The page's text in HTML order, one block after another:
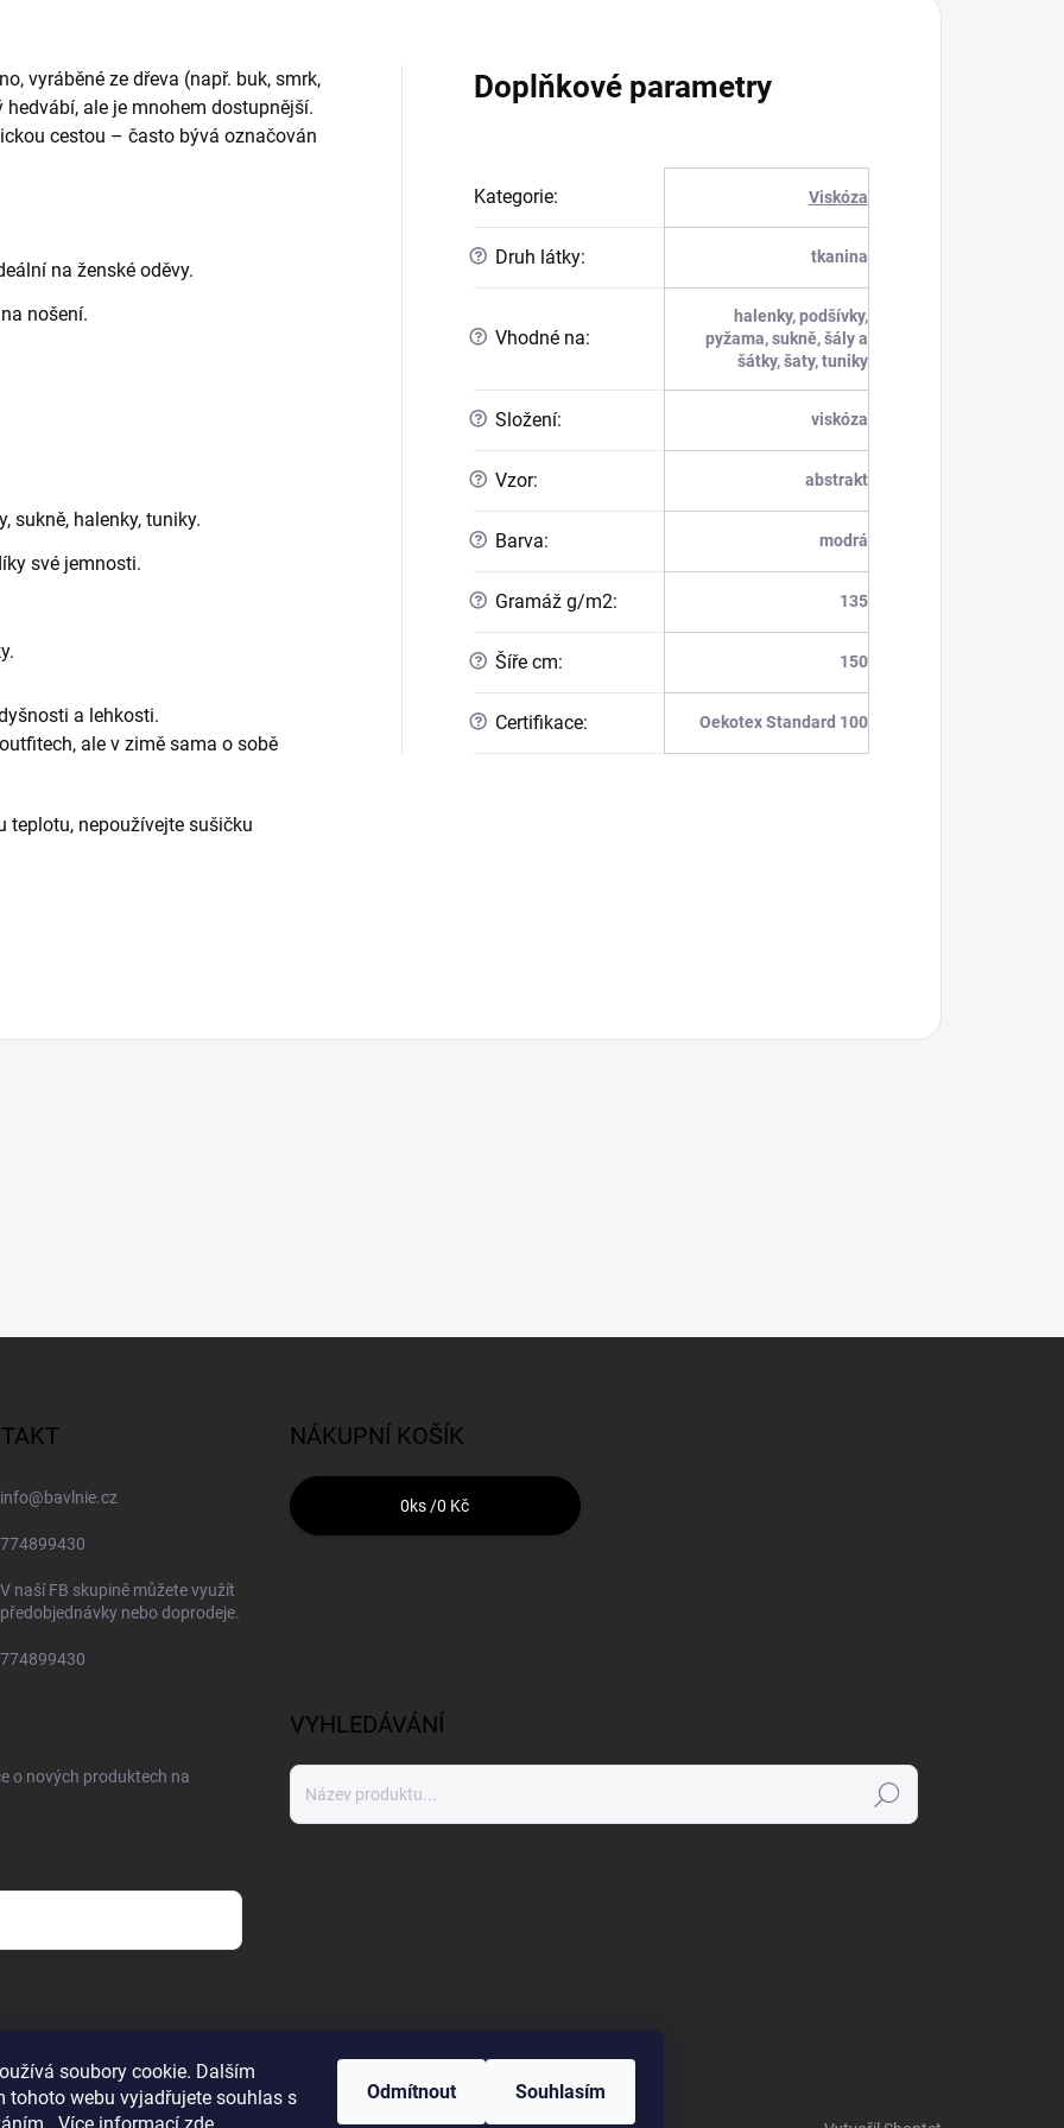
soubory cookie. Dalším
tohoto webu vyjadřujete souhlas s
Odmítnout Souhlasím
vyráběné ze dřeva (např. buk, smrk,
ale je mnohem dostupnější.
cestou – často bývá označován
na ženské oděvy.
nošení.
sukně, halenky, tuniky.
své jemnosti.
a lehkosti.
ale v zimě sama o sobě
teplotu, nepoužívejte sušičku
Doplňkové parametry
Kategorie: Viskóza
? Druh látky: tkanina
? Vhodné na:
halenky, podšívky,
pyžama, sukně, šály a
šátky, šaty, tuniky
? Složení: viskóza
? Vzor: abstrakt
? Barva: modrá
? Gramáž g/m2: 135
? Šíře cm: 150
? Certifikace: Oekotex Standard 100
info@bavlnie.cz
774899430
V naší FB skupině můžete využít
předobjednávky nebo doprodeje.
774899430
NÁKUPNÍ KOŠÍK
0ks /0 Kč
o nových produktech na
VYHLEDÁVÁNÍ
Hledat